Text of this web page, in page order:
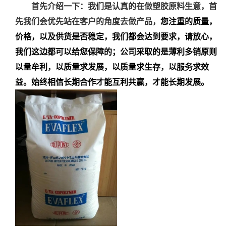
首先介绍一下：我们是认真的在做塑胶原料生意，首
先我们会优先站在客户的角度去做产品， 您注重的质量，
价格，以及供货是否稳定，我们都会达到要求，请放心，
我们这边都可以给您保障的；公司采取的是薄利多销原则
以量牟利，以质量求发展，以质量求生存，以服务求效
益。始终相信长期合作才能互利共赢，才能长期发展。